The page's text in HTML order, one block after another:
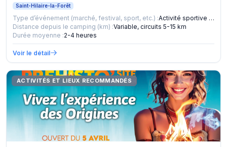
Saint-Hilaire-la-Forêt
Type d’événement (marché, festival, sport, etc.) :
Activité sportive et nature
Distance depuis le camping (km) :Variable, circuits 5-15 km
Durée moyenne :2-4 heures
Voir le détail
ACTIVITÉS ET LIEUX RECOMMANDÉS